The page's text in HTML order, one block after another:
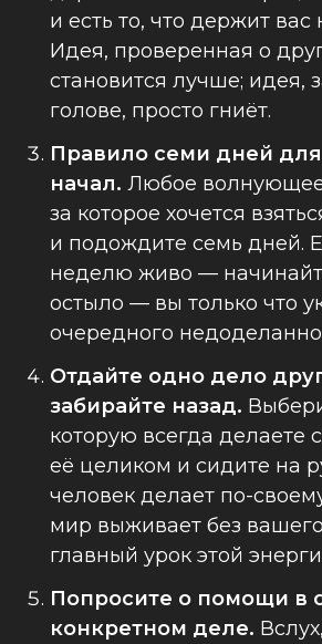
и есть то, что держит вас
Идея, проверенная о
становится лучше; идея,
голове, просто гниёт.
Правило семи дней
начал. Любое
за которое хочется
и подождите семь дней.
неделю живо —
остыло — вы только что
очередного
Отдайте одно дело
забирайте назад.
которую всегда делаете
её целиком и сидите на
человек делает по-
мир выживает без
главный урок этой
Попросите о помощи в
конкретном деле.